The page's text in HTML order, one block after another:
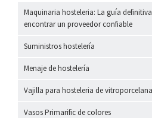
Maquinaria hosteleria: La guía
encontrar un proveedor confiable
Suministros hostelería
Menaje de hostelería
Vajilla para hosteleria de vitroporcelana
Vasos Primarific de colores